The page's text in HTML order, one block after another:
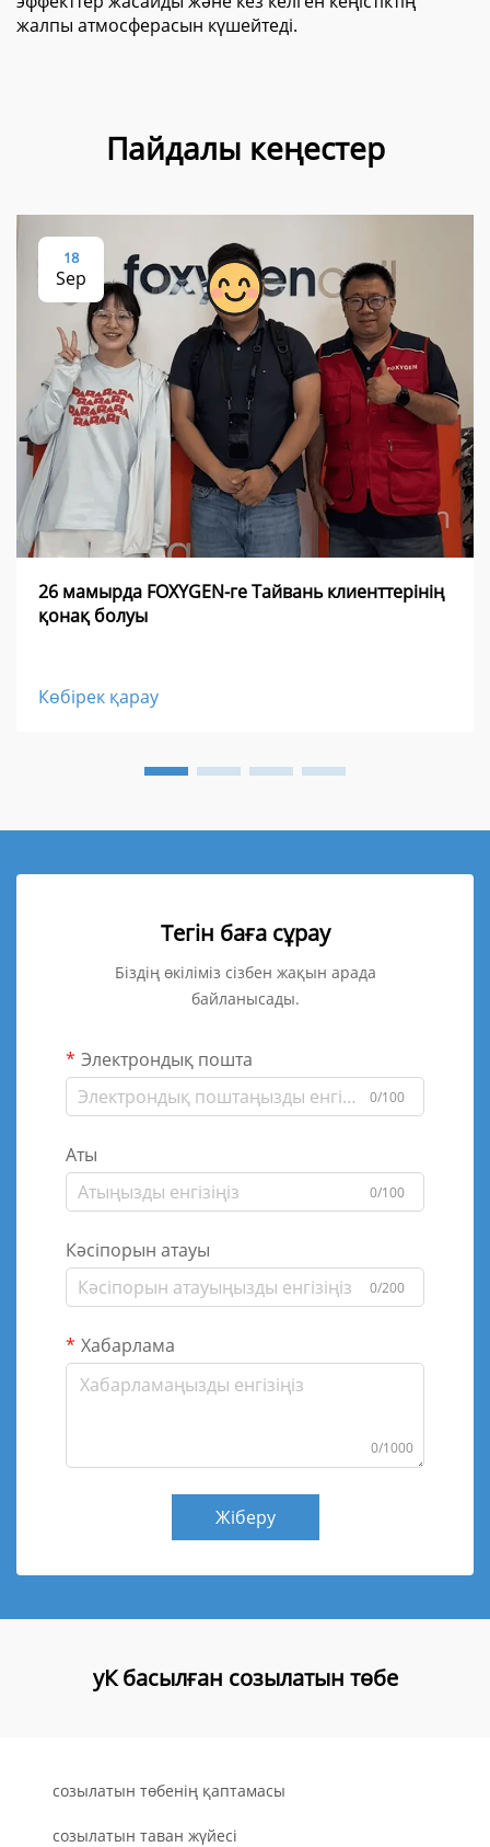
жалпы атмосферасын күшейтеді.
Пайдалы кеңестер
18
Sep
26 мамырда FOXYGEN-ге Тайвань клиенттерінің
қонақ болуы
Көбірек қарау
Тегін баға сұрау
Біздің өкіліміз сізбен жақын арада
байланысады.
Электрондық пошта
0/100
Аты
0/100
Кәсіпорын атауы
0/200
Хабарлама
0/1000
Жіберу
уК басылған созылатын төбе
созылатын төбенің қаптамасы
созылатын таван жүйесі